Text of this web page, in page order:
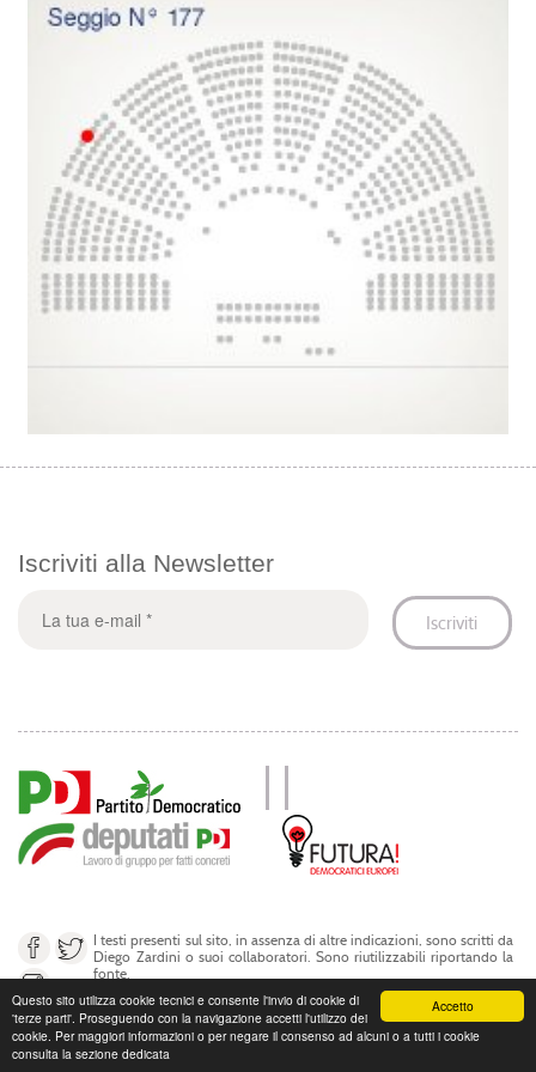
Accetto
Questo sito utilizza cookie tecnici e consente l'invio di cookie di
'terze parti'. Proseguendo con la navigazione accetti l'utilizzo dei
cookie. Per maggiori informazioni o per negare il consenso ad alcuni o a tutti i cookie
consulta la sezione dedicata
Iscriviti alla Newsletter
I testi presenti sul sito, in assenza di altre indicazioni, sono scritti da
Diego Zardini o suoi collaboratori. Sono riutilizzabili riportando la
fonte.
© Diego Zardini 2017